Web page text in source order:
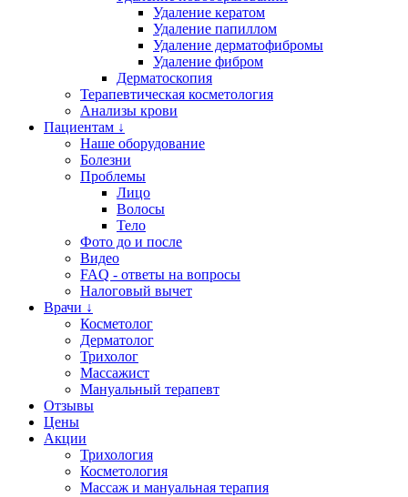
Удаление кератом
Удаление папиллом
Удаление дерматофибромы
Удаление фибром
Дерматоскопия
Терапевтическая косметология
Анализы крови
Пациентам ↓
Наше оборудование
Болезни
Проблемы
Лицо
Волосы
Тело
Фото до и после
Видео
FAQ - ответы на вопросы
Налоговый вычет
Врачи ↓
Косметолог
Дерматолог
Трихолог
Массажист
Мануальный терапевт
Отзывы
Цены
Акции
Трихология
Косметология
Массаж и мануальная терапия